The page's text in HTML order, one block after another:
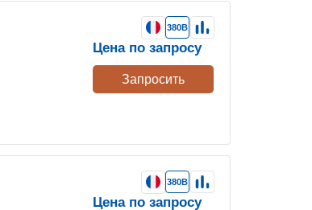
380В
Цена по запросу
Запросить
380В
Цена по запросу